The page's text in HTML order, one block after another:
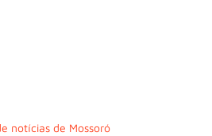
notícias de Mossoró